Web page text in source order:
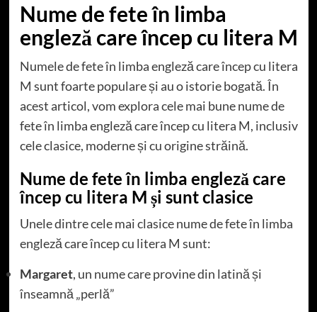
Nume de fete în limba
engleză care încep cu litera M
Numele de fete în limba engleză care încep cu litera
M sunt foarte populare și au o istorie bogată. În
acest articol, vom explora cele mai bune nume de
fete în limba engleză care încep cu litera M, inclusiv
cele clasice, moderne și cu origine străină.
Nume de fete în limba engleză care
încep cu litera M și sunt clasice
Unele dintre cele mai clasice nume de fete în limba
engleză care încep cu litera M sunt:
Margaret, un nume care provine din latină și
înseamnă „perlă”